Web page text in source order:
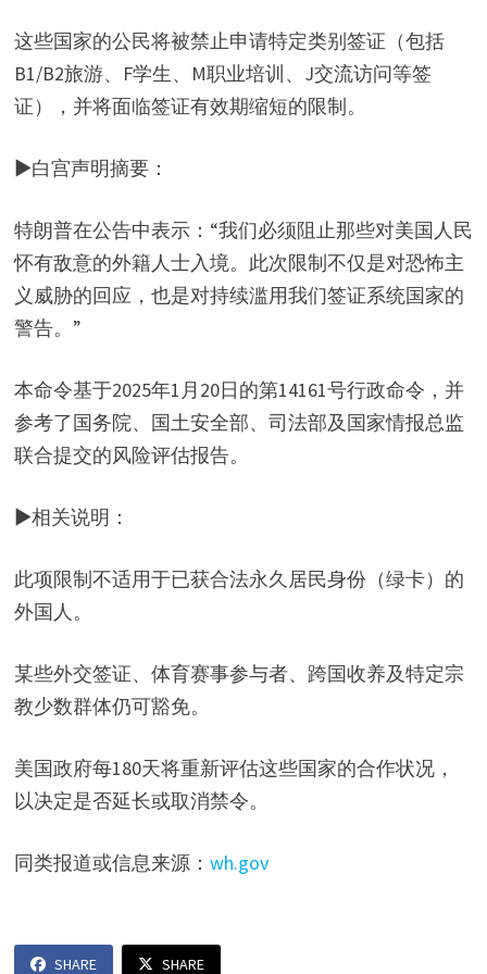
这些国家的公民将被禁止申请特定类别签证（包括
B1/B2旅游、F学生、M职业培训、J交流访问等签
证），并将面临签证有效期缩短的限制。
▶白宫声明摘要：
特朗普在公告中表示：“我们必须阻止那些对美国人民
怀有敌意的外籍人士入境。此次限制不仅是对恐怖主
义威胁的回应，也是对持续滥用我们签证系统国家的
警告。”
本命令基于2025年1月20日的第14161号行政命令，并
参考了国务院、国土安全部、司法部及国家情报总监
联合提交的风险评估报告。
▶相关说明：
此项限制不适用于已获合法永久居民身份（绿卡）的
外国人。
某些外交签证、体育赛事参与者、跨国收养及特定宗
教少数群体仍可豁免。
美国政府每180天将重新评估这些国家的合作状况，
以决定是否延长或取消禁令。
同类报道或信息来源： wh.gov
SHARE SHARE